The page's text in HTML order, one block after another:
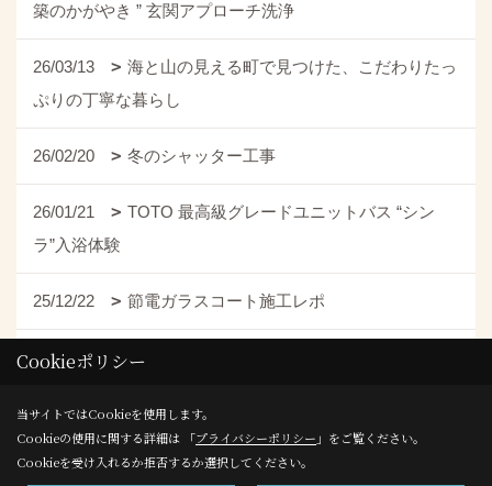
築のかがやき ” 玄関アプローチ洗浄
26/03/13
海と山の見える町で見つけた、こだわりたっ
ぷりの丁寧な暮らし
26/02/20 冬のシャッター工事
26/01/21
TOTO 最高級グレードユニットバス “シン
ラ”入浴体験
25/12/22 節電ガラスコート施工レポ
25/10/22 横浜から考える、エネルギーと暮らしの未来
25/09/16
愛犬のために！フローリングからペット対応
クッションフロアにDIYリフォームしてみた！
Cookieポリシー
当サイトではCookieを使用します。
Cookieの使用に関する詳細は 「プライバシーポリシー 」をご覧ください。
Cookieを受け入れるか拒否するか選択してください。